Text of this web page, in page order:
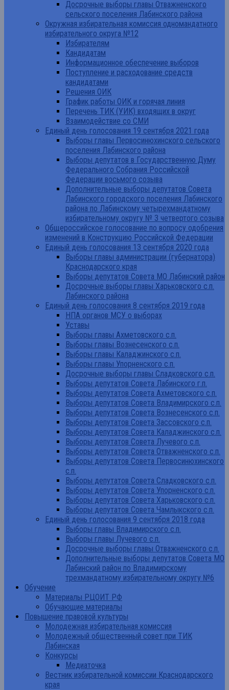
Досрочные выборы главы Отважненского
сельского поселения Лабинского района
Окружная избирательная комиссия одномандатного
избирательного округа №12
Избирателям
Кандидатам
Информационное обеспечение выборов
Поступление и расходование средств
кандидатами
Решения ОИК
График работы ОИК и горячая линия
Перечень ТИК (УИК) входящих в округ
Взаимодействие со СМИ
Единый день голосования 19 сентября 2021 года
Выборы главы Первосинюхинского сельского
поселения Лабинского района
Выборы депутатов в Государственную Думу
Федерального Собрания Российской
Федерации восьмого созыва
Дополнительные выборы депутатов Совета
Лабинского городского поселения Лабинского
района по Лабинскому четырехмандатному
избирательному округу № 3 четвертого созыва
Общероссийское голосование по вопросу одобрения
изменений в Конструкцию Российской Федерации
Единый день голосования 13 сентября 2020 года
Выборы главы администрации (губернатора)
Краснодарского края
Выборы депутатов Совета МО Лабинский район
Досрочные выборы главы Харьковского с.п.
Лабинского района
Единый день голосования 8 сентября 2019 года
НПА органов МСУ о выборах
Уставы
Выборы главы Ахметовского с.п.
Выборы главы Вознесенского с.п.
Выборы главы Каладжинского с.п.
Выборы главы Упорненского с.п.
Досрочные выборы главы Сладковского с.п.
Выборы депутатов Совета Лабинского г.п.
Выборы депутатов Совета Ахметовского с.п.
Выборы депутатов Совета Владимирского с.п.
Выборы депутатов Совета Вознесенского с.п.
Выборы депутатов Совета Зассовского с.п.
Выборы депутатов Совета Каладжинского с.п.
Выборы депутатов Совета Лучевого с.п.
Выборы депутатов Совета Отважненского с.п.
Выборы депутатов Совета Первосинюхинского
с.п.
Выборы депутатов Совета Сладковского с.п.
Выборы депутатов Совета Упорненского с.п.
Выборы депутатов Совета Харьковского с.п.
Выборы депутатов Совета Чамлыкского с.п.
Единый день голосования 9 сентября 2018 года
Выборы главы Владимирского с.п.
Выборы главы Лучевого с.п.
Досрочные выборы главы Отважненского с.п.
Дополнительные выборы депутатов Совета МО
Лабинский район по Владимирскому
трехмандатному избирательному округу №6
Обучение
Материалы РЦОИТ РФ
Обучающие материалы
Повышение правовой культуры
Молодежная избирательная комиссия
Молодежный общественный совет при ТИК
Лабинская
Конкурсы
Медиаточка
Вестник избирательной комиссии Краснодарского
края